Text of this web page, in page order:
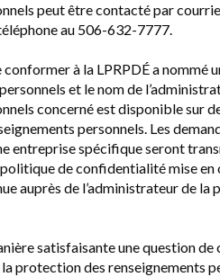
peut être contacté par
au 506-632-7777.
conformer à la LPRPDÉ a nommé
et le nom de
concerné est disponible sur
personnels. Les
entreprise spécifique seront
de confidentialité mise
auprès de l’administrateur de la
satisfaisante une question
protection des renseignements